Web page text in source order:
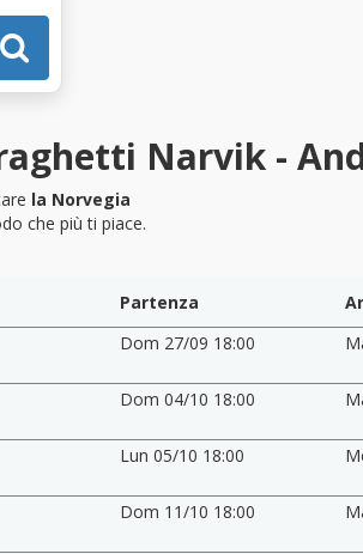
Narvik -
la Norvegia
che più ti piace.
Partenza
Dom 27/09 18:00
Dom 04/10 18:00
Lun 05/10 18:00
Dom 11/10 18:00